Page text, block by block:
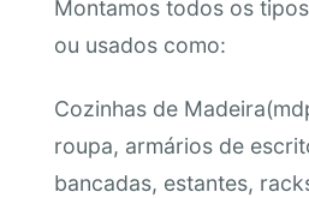
Montamos todos os
ou usados como:
Cozinhas de
roupa, armários de
bancadas, estantes,